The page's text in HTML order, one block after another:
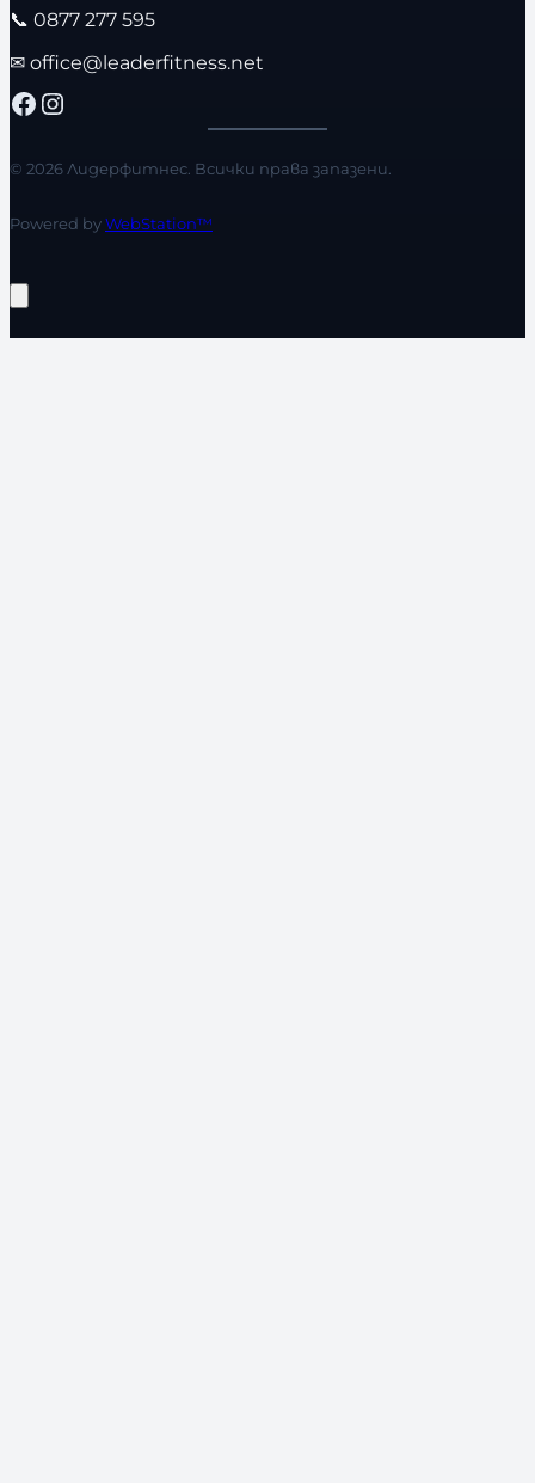
📞 0877 277 595
✉ office@leaderfitness.net
Facebook Instagram
© 2026 Лидерфитнес. Всички права запазени.
Powered byWebStation™